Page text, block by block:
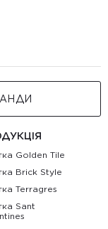
Golden Tile
Brick Style
Terragres
Sant